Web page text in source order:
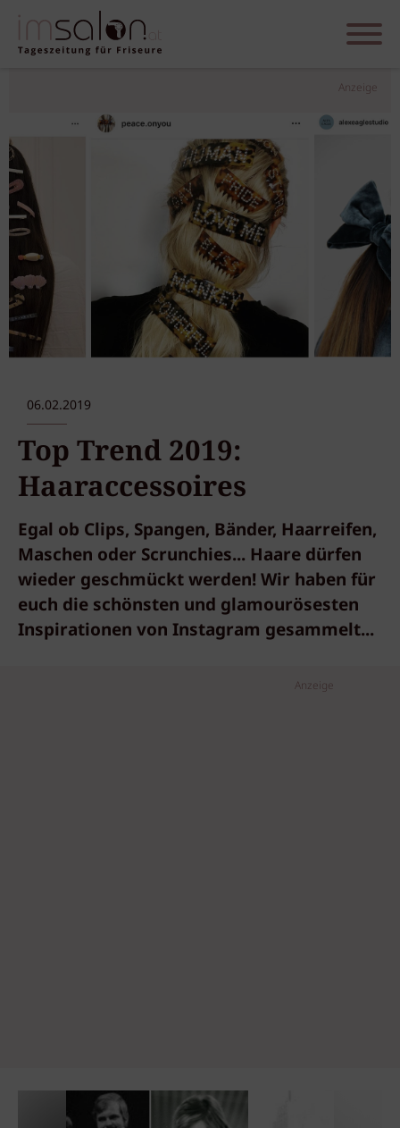
Anzeige
06.02.2019
Top Trend 2019:
Haaraccessoires
Egal ob Clips, Spangen, Bänder, Haarreifen,
Maschen oder Scrunchies... Haare dürfen
wieder geschmückt werden! Wir haben für
euch die schönsten und glamourösesten
Inspirationen von Instagram gesammelt...
Anzeige